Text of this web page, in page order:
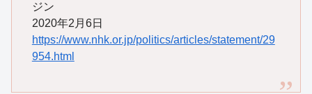
ジン
2020年2月6日
https://www.nhk.or.jp/politics/articles/statement/29
954.html